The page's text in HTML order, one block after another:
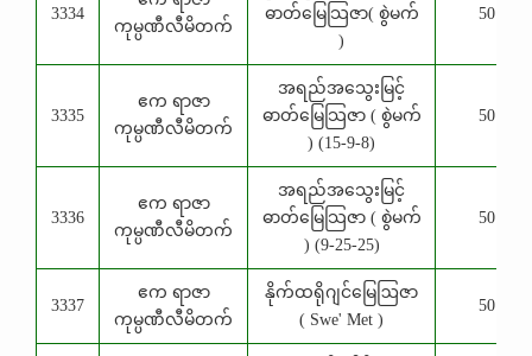
3334
ကုမ္ပဏီလီမိတက်
ဓာတ်မြေသြဇာ( စွဲမက်
)
50 Kg
3335
ဧက ရာဇာ
ကုမ္ပဏီလီမိတက်
အရည်အသွေးမြင့်
ဓာတ်မြေသြဇာ ( စွဲမက်
) (15-9-8)
50 Kg
3336
ဧက ရာဇာ
ကုမ္ပဏီလီမိတက်
အရည်အသွေးမြင့်
ဓာတ်မြေသြဇာ ( စွဲမက်
) (9-25-25)
50 Kg
3337
ဧက ရာဇာ
ကုမ္ပဏီလီမိတက်
နိုက်ထရိုဂျင်မြေဩဇာ
( Swe' Met )
50 Kg